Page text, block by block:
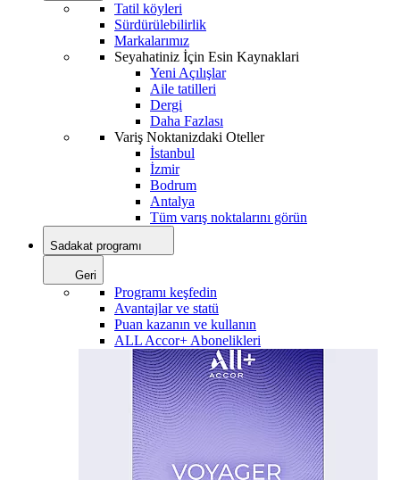
Tatil köyleri
Sürdürülebilirlik
Markalarımız
Seyahatiniz İçin Esin Kaynaklari
Yeni Açılışlar
Aile tatilleri
Dergi
Daha Fazlası
Variş Noktanizdaki Oteller
İstanbul
İzmir
Bodrum
Antalya
Tüm varış noktalarını görün
Sadakat programı
Geri
Programı keşfedin
Avantajlar ve statü
Puan kazanın ve kullanın
ALL Accor+ Abonelikleri